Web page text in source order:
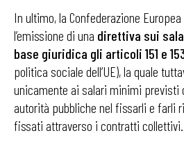
In ultimo, la Confederazione
l’emissione di una direttiva sui
base giuridica gli articoli 151 e
politica sociale dell’UE), la quale
unicamente ai salari minimi previsti
autorità pubbliche nel fissarli e farli
fissati attraverso i contratti collettivi.